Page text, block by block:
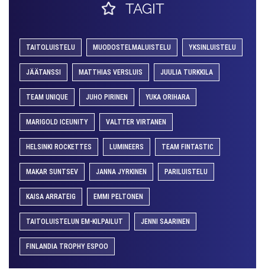
TAGIT
TAITOLUISTELU MUODOSTELMALUISTELU YKSINLUISTELU
JÄÄTANSSI MATTHIAS VERSLUIS JUULIA TURKKILA
TEAM UNIQUE JUHO PIRINEN YUKA ORIHARA
MARIGOLD ICEUNITY VALTTER VIRTANEN
HELSINKI ROCKETTES LUMINEERS TEAM FINTASTIC
MAKAR SUNTSEV JANNA JYRKINEN PARILUISTELU
KAISA ARRATEIG EMMI PELTONEN
TAITOLUISTELUN EM-KILPAILUT JENNI SAARINEN
FINLANDIA TROPHY ESPOO